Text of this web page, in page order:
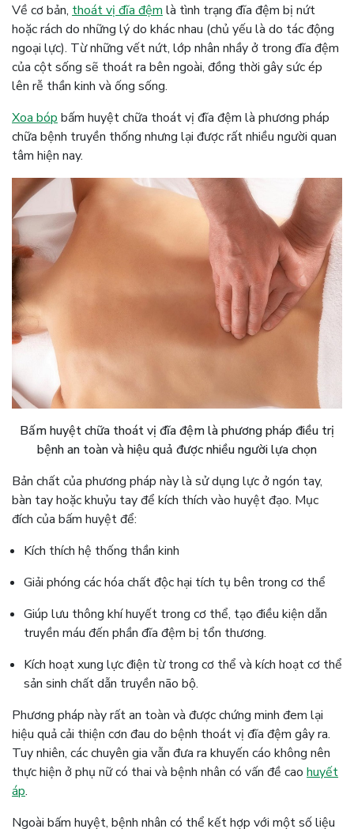
Về cơ bản, thoát vị đĩa đệm là tình trạng đĩa đệm bị nứt
hoặc rách do những lý do khác nhau (chủ yếu là do tác động
ngoại lực). Từ những vết nứt, lớp nhân nhầy ở trong đĩa đệm
của cột sống sẽ thoát ra bên ngoài, đồng thời gây sức ép
lên rễ thần kinh và ống sống.
Xoa bóp bấm huyệt chữa thoát vị đĩa đệm là phương pháp
chữa bệnh truyền thống nhưng lại được rất nhiều người quan
tâm hiện nay.
Bấm huyệt chữa thoát vị đĩa đệm là phương pháp điều trị
bệnh an toàn và hiệu quả được nhiều người lựa chọn
Bản chất của phương pháp này là sử dụng lực ở ngón tay,
bàn tay hoặc khuỷu tay để kích thích vào huyệt đạo. Mục
đích của bấm huyệt để:
Kích thích hệ thống thần kinh
Giải phóng các hóa chất độc hại tích tụ bên trong cơ thể
Giúp lưu thông khí huyết trong cơ thể, tạo điều kiện dẫn
truyền máu đến phần đĩa đệm bị tổn thương.
Kích hoạt xung lực điện từ trong cơ thể và kích hoạt cơ thể
sản sinh chất dẫn truyền não bộ.
Phương pháp này rất an toàn và được chứng minh đem lại
hiệu quả cải thiện cơn đau do bệnh thoát vị đĩa đệm gây ra.
Tuy nhiên, các chuyên gia vẫn đưa ra khuyến cáo không nên
thực hiện ở phụ nữ có thai và bệnh nhân có vấn đề cao huyết
áp.
Ngoài bấm huyệt, bệnh nhân có thể kết hợp với một số liệu